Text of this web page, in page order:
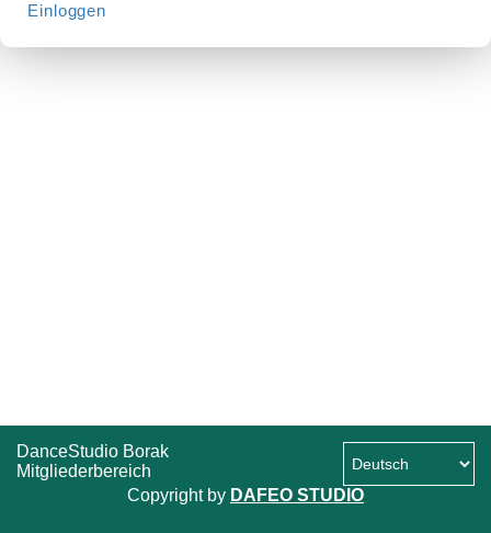
Einloggen
DanceStudio Borak
Mitgliederbereich
Copyright by DAFEO STUDIO